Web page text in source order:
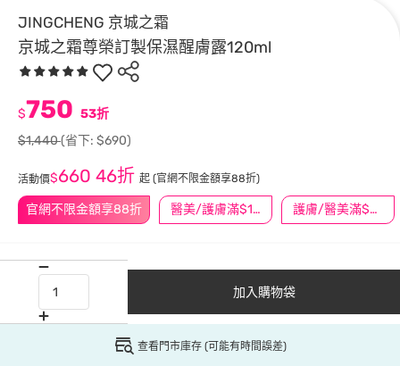
JINGCHENG 京城之霜
京城之霜尊榮訂製保濕醒膚露120ml
官網不限金額享88折 醫美/護膚滿$1200送$200 護膚/醫美滿$600送好禮
$750 53折
$1,440(省下: $690)
活動價$660 46折 起 (官網不限金額享88折)
加入購物袋
查看門市庫存 (可能有時間誤差)